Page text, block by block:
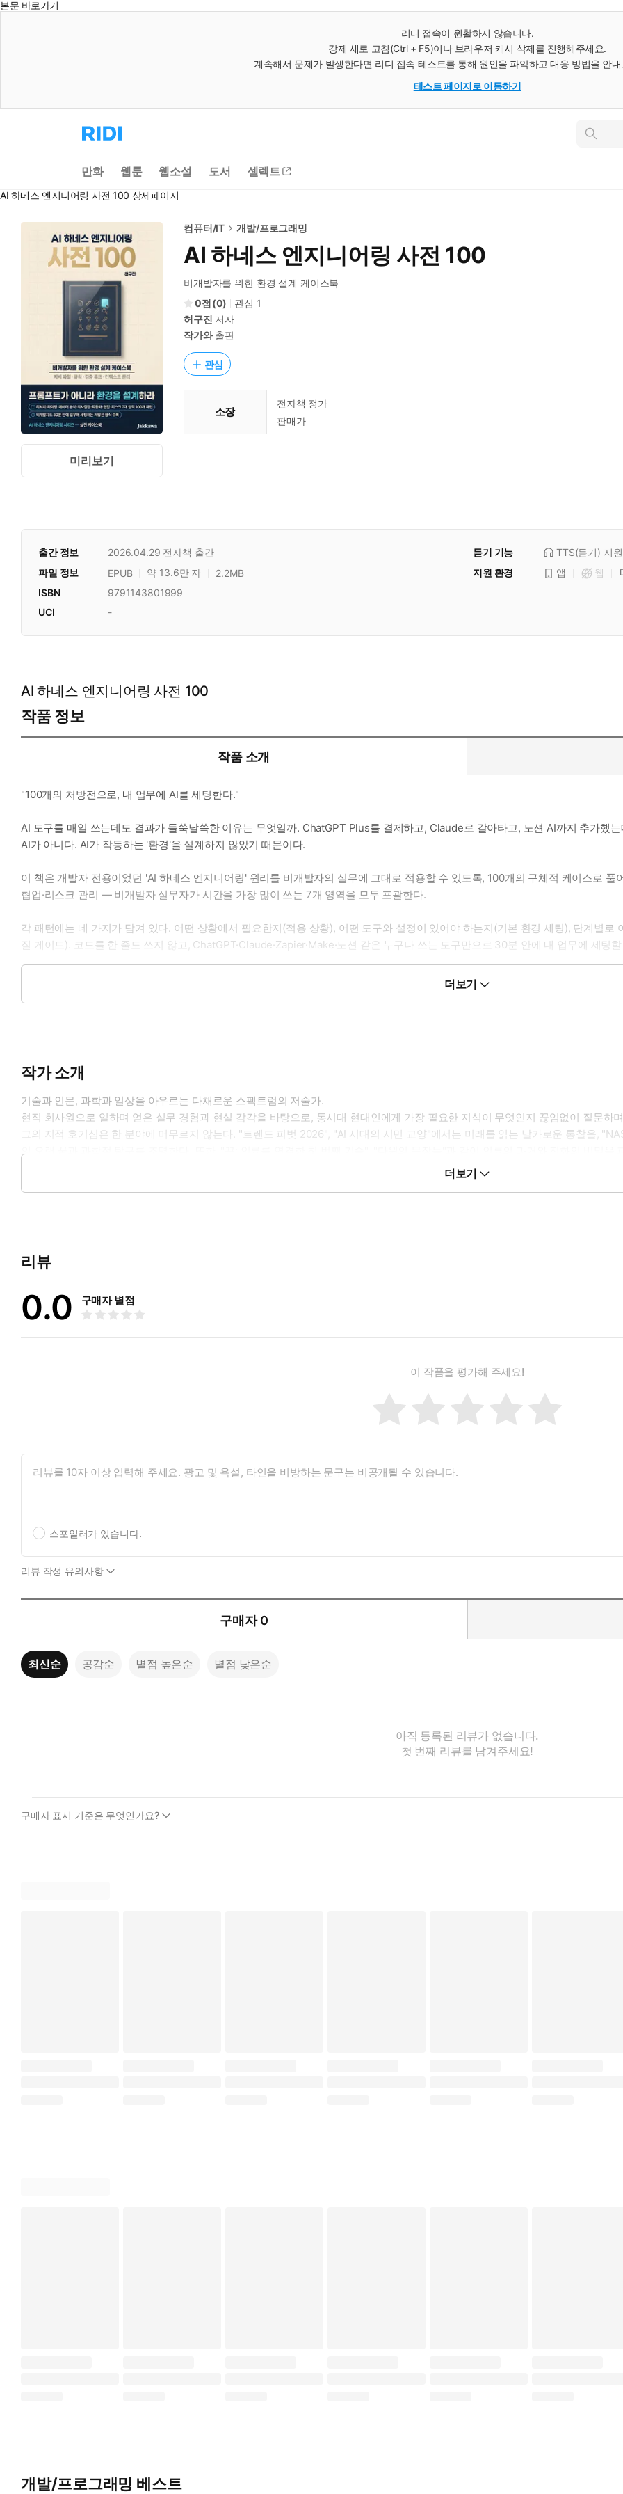
본문 바로가기
리디 접속이 원활하지 않습니다.
강제 새로 고침(Ctrl + F5)이나 브라우저 캐시 삭제를 진행해주세요.
계속해서 문제가 발생한다면 리디 접속 테스트를 통해 원인을 파악하고 대응 방법을 안
테스트 페이지로 이동하기
리
디
으
로
동
인
만화 웹툰 웹소설 도서 셀렉트
AI 하네스 엔지니어링 사전 100 상세페이지
미리보기
컴퓨터/IT 개발/프로그래밍
AI 하네스 엔지니어링 사전 100
비개발자를 위한 환경 설계 케이스북
0
(0) 관심 1
허구진 저자
작가와출판
관심
소장
전자책 정가
판매가
출간 정보 2026.04.29 전자책 출간 듣기 기능 TTS(듣기) 지원
파일 정보
EPUB 약 13.6만 자 2.2MB 지원 환경 앱
웹
ISBN
9791143801999
UCI
-
AI 하네스 엔지니어링 사전 100
작품 정보
작품 소개
"100개의 처방전으로, 내 업무에 AI를 세팅한다."
AI 도구를 매일 쓰는데도 결과가 들쑥날쑥한 이유는 무엇일까. ChatGPT Plus를 결제하고, Claude로 갈아타고, 노션 AI까지 추가했
AI가 아니다. AI가 작동하는 '환경'을 설계하지 않았기 때문이다.
이 책은 개발자 전용이었던 'AI 하네스 엔지니어링' 원리를 비개발자의 실무에 그대로 적용할 수 있도록, 100개의 구체적 케이스로 풀
협업·리스크 관리 — 비개발자 실무자가 시간을 가장 많이 쓰는 7개 영역을 모두 포괄한다.
각 패턴에는 네 가지가 담겨 있다. 어떤 상황에서 필요한지(적용 상황), 어떤 도구와 설정이 있어야 하는지(기본 환경 세팅), 단계별
질 게이트). 코드를 한 줄도 쓰지 않고, ChatGPT·Claude·Zapier·Make·노션 같은 누구나 쓰는 도구만으로 30분 안에 내 업무에 세팅
1페이지부터 순서대로 읽을 필요는 없다. 업무가 막히는 순간, 부록의 직업별·도구별·작업유형별 인덱스에서 내 상황에 맞는 패턴
더보기
작가 소개
기술과 인문, 과학과 일상을 아우르는 다채로운 스펙트럼의 저술가.
현직 회사원으로 일하며 얻은 실무 경험과 현실 감각을 바탕으로, 동시대 현대인에게 가장 필요한 지식이 무엇인지 끊임없이 질문하
그의 지적 호기심은 한 분야에 머무르지 않는다. "트렌드 피벗 2026", "AI 시대의 시민 교양"에서는 미래를 읽는 날카로운 통찰을,
의 오랜 꿈과 과학적 탐구를 조명한다. 또한, "끈: 인류를 연결한 첫 번째 기술", "다윈의 문장들"과 같이 인류의 과거와 진화의 비밀을
나아가 "도파민 단식", "매일 5분 금강경", "타로의 모든것" 등 바쁜 현대인의 내면을 돌보고 삶의 지혜를 더하는 실용적인 주제까지
"AI 논문 마스터", "텍스트 쿠킹"에서는 AI 'Claude'와 협업하는 등 새로운 시대의 글쓰기 방식을 실험하며 지식의 최전선에서 독자들
더보기
리뷰
0.0 구매자 별점
이 작품을 평가해 주세요!
스포일러가 있습니다.
리뷰 작성 유의사항
구매자 0
최신순 공감순 별점 높은순 별점 낮은순
아직 등록된 리뷰가 없습니다.
첫 번째 리뷰를 남겨주세요!
구매자 표시 기준은 무엇인가요?
개발/프로그래밍 베스트